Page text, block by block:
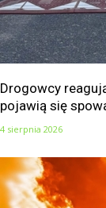
Drogowcy
pojawią się
4 sierpnia 2026